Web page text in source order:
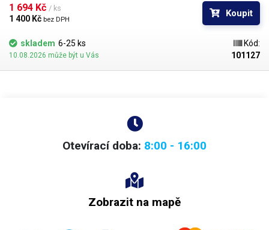
vícezónová filtrace, jejímž prvním článkem je předfiltr pro filtraci hrubých
prachových nečistot, následuje tento prostřední prachový filtr, který má
zamezit ucpání hlavního filtru a prodloužit jeho životnost.
1 694 Kč / ks
1 400 Kč bez DPH
Koupit
skladem 6-25 ks
10.08.2026 může být u Vás
Kód:
101127
Otevírací doba: 8:00 - 16:00
Zobrazit na mapě